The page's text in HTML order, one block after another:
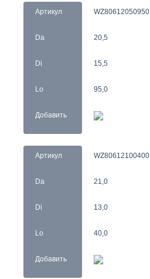
Артикул
Da
Di
Lo
Добавить
WZ80612050950
20,5
15,5
95,0
Артикул
Da
Di
Lo
Добавить
WZ80612100400
21,0
13,0
40,0